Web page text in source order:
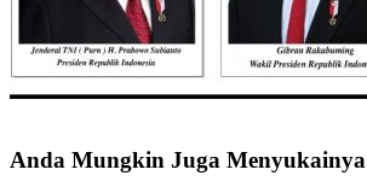
Anda Mungkin Juga Menyukainya